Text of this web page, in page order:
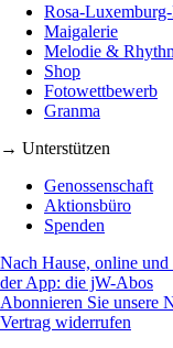
Rosa-
Maigalerie
Melodie &
Shop
Fotowettbewerb
Granma
→ Unterstützen
Genossenschaft
Aktionsbüro
Spenden
Nach Hause, online und
der App: die jW-Abos
Abonnieren Sie unsere
Vertrag widerrufen